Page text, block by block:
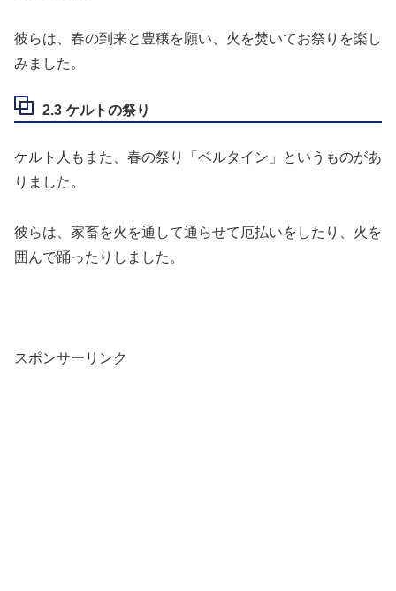
彼らは、春の到来と豊穣を願い、火を焚いてお祭りを楽し
みました。
2.3 ケルトの祭り
ケルト人もまた、春の祭り「ベルタイン」というものがあ
りました。
彼らは、家畜を火を通して通らせて厄払いをしたり、火を
囲んで踊ったりしました。
スポンサーリンク